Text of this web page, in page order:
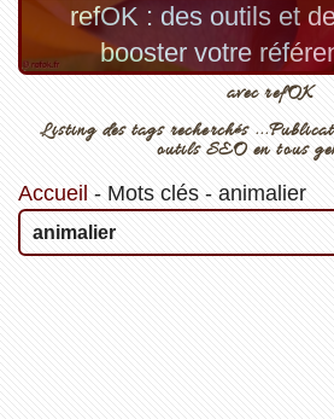
refOK : des outils et
booster votre
avec refOK
Listing des tags recherchés
outils SEO en tous
Accueil - Mots clés- animalier
animalier